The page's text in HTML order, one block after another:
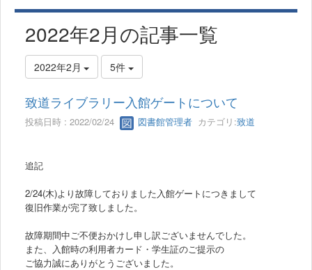
2022年2月の記事一覧
2022年2月 5件
致道ライブラリー入館ゲートについて
投稿日時 : 2022/02/24 図書館管理者 カテゴリ:致道
追記
2/24(木)より故障しておりました入館ゲートにつきまして
復旧作業が完了致しました。
故障期間中ご不便おかけし申し訳ございませんでした。
また、入館時の利用者カード・学生証のご提示の
ご協力誠にありがとうございました。